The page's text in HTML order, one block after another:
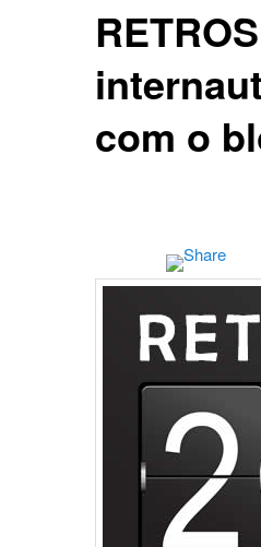
com o